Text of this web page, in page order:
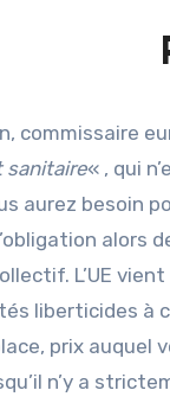
commissaire
sanitaire« , qui
aurez besoin
alors
L’UE vient
liberticides à
prix auquel
n’y a